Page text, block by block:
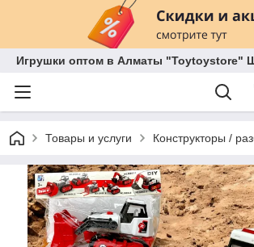
Игрушки оптом в Алматы "Toytoystore"
Товары и услуги Конструкторы /